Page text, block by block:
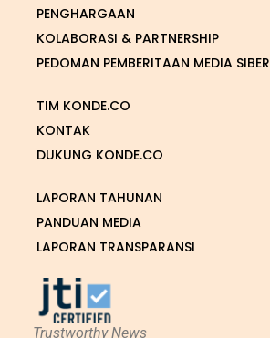
PENGHARGAAN
KOLABORASI & PARTNERSHIP
PEDOMAN PEMBERITAAN MEDIA SIBER
TIM KONDE.CO
KONTAK
DUKUNG KONDE.CO
LAPORAN TAHUNAN
PANDUAN MEDIA
LAPORAN TRANSPARANSI
Trustworthy News